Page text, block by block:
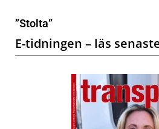
”Stolta”
E-tidningen – läs